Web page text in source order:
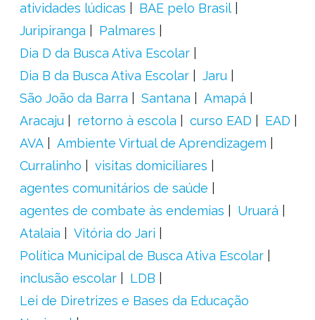
atividades lúdicas
BAE pelo Brasil
Juripiranga
Palmares
Dia D da Busca Ativa Escolar
Dia B da Busca Ativa Escolar
Jaru
São João da Barra
Santana
Amapá
Aracaju
retorno à escola curso EAD
EAD
AVA
Ambiente Virtual de Aprendizagem
Curralinho
visitas domiciliares
agentes comunitários de saúde
agentes de combate às endemias
Uruará
Atalaia
Vitória do Jari
Política Municipal de Busca Ativa Escolar
inclusão escolar
LDB
Lei de Diretrizes e Bases da Educação